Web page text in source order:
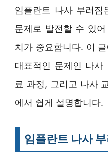
임플란트 나사 부러
문제로 발전할 수 있
치가 중요합니다. 이
대표적인 문제인 나사
료 과정, 그리고 나사
에서 쉽게 설명합니다.
임플란트 나사